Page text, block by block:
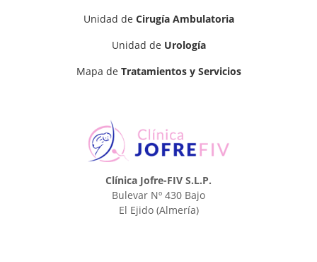
Unidad de Cirugía Ambulatoria
Unidad de Urología
Mapa de Tratamientos y Servicios
Clínica Jofre-FIV S.L.P.
Bulevar Nº 430 Bajo
El Ejido (Almería)